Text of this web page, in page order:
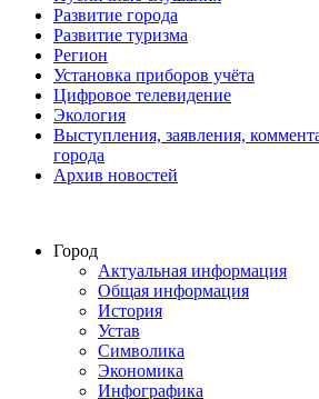
Развитие города
Развитие туризма
Регион
Установка приборов учёта
Цифровое телевидение
Экология
Выступления, заявления,
города
Архив новостей
Город
Актуальная информация
Общая информация
История
Устав
Символика
Экономика
Инфографика